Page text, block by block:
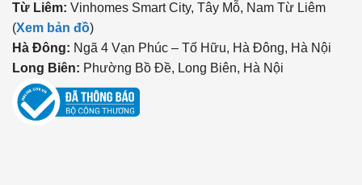
Từ Liêm: Vinhomes Smart City, Tây Mỗ, Nam Từ Liêm
(Xem bản đồ)
Hà Đông: Ngã 4 Vạn Phúc – Tố Hữu, Hà Đông, Hà Nội
Long Biên: Phường Bồ Đề, Long Biên, Hà Nội